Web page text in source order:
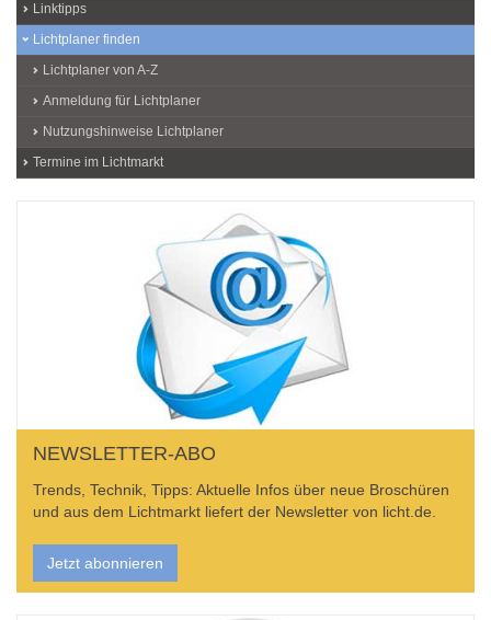
Linktipps
Lichtplaner finden
Lichtplaner von A-Z
Anmeldung für Lichtplaner
Nutzungshinweise Lichtplaner
Termine im Lichtmarkt
NEWSLETTER-ABO
Trends, Technik, Tipps: Aktuelle Infos über neue Broschüren
und aus dem Lichtmarkt liefert der Newsletter von licht.de.
Jetzt abonnieren